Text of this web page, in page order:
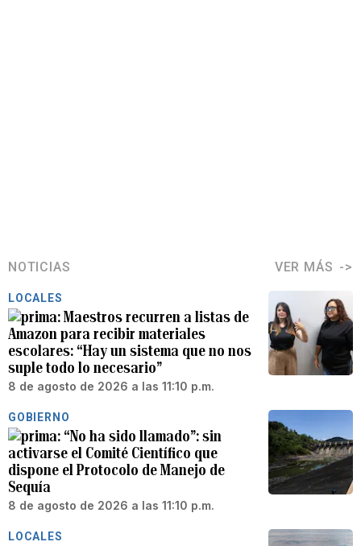
NOTICIAS VER MÁS
LOCALES
Maestros recurren a listas de
Amazon para recibir materiales
escolares: “Hay un sistema que no nos
suple todo lo necesario”
8 de agosto de 2026 a las 11:10 p.m.
GOBIERNO
“No ha sido llamado”: sin
activarse el Comité Científico que
dispone el Protocolo de Manejo de
Sequía
8 de agosto de 2026 a las 11:10 p.m.
LOCALES